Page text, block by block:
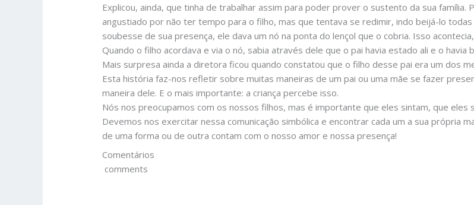
Explicou, ainda, que tinha de trabalhar assim para poder prover o sustento da sua
angustiado por não ter tempo para o filho, mas que tentava se redimir, indo beijá-lo
soubesse de sua presença, ele dava um nó na ponta do lençol que o cobria. Isso
Quando o filho acordava e via o nó, sabia através dele que o pai havia estado ali e o havia
Mais surpresa ainda a diretora ficou quando constatou que o filho desse pai era um dos
Esta história faz-nos refletir sobre muitas maneiras de um pai ou uma mãe se fazer
maneira dele. E o mais importante: a criança percebe isso.
Nós nos preocupamos com os nossos filhos, mas é importante que eles sintam, que eles
Devemos nos exercitar nessa comunicação simbólica e encontrar cada um a sua própria
de uma forma ou de outra contam com o nosso amor e nossa presença!
Comentários
comments